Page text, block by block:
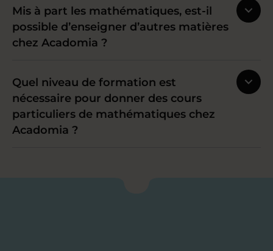
Mis à part les mathématiques, est-il
possible d’enseigner d’autres matières
chez Acadomia ?
Quel niveau de formation est
nécessaire pour donner des cours
particuliers de mathématiques chez
Acadomia ?